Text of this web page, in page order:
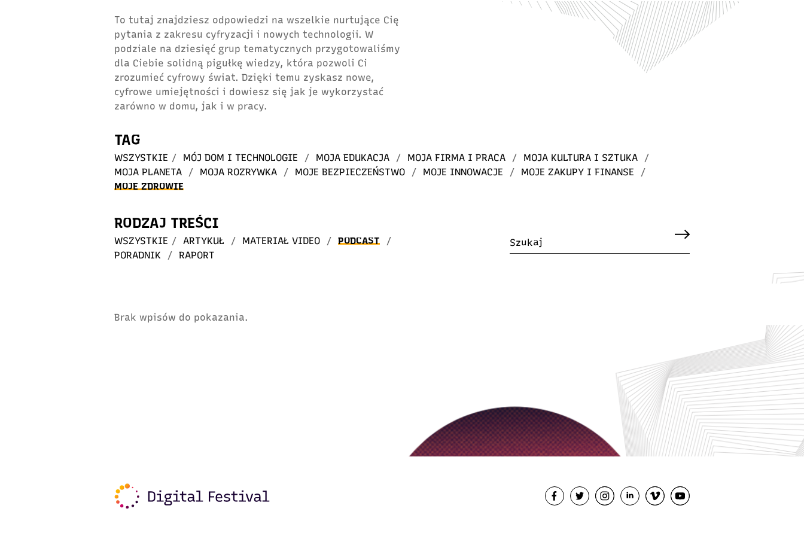
To tutaj znajdziesz odpowiedzi na wszelkie nurtujące Cię
pytania z zakresu cyfryzacji i nowych technologii. W
podziale na dziesięć grup tematycznych przygotowaliśmy
dla Ciebie solidną pigułkę wiedzy, która pozwoli Ci
zrozumieć cyfrowy świat. Dzięki temu zyskasz nowe,
cyfrowe umiejętności i dowiesz się jak je wykorzystać
zarówno w domu, jak i w pracy.
TAG
WSZYSTKIE / MÓJ DOM I TECHNOLOGIE / MOJA EDUKACJA / MOJA FIRMA I PRACA / MOJA KULTURA I SZTUKA
/
MOJA PLANETA
/ MOJA ROZRYWKA / MOJE BEZPIECZEŃSTWO / MOJE INNOWACJE / MOJE ZAKUPY I FINANSE
/
MOJE ZDROWIE
RODZAJ TREŚCI
WSZYSTKIE / ARTYKUŁ / MATERIAŁ VIDEO / PODCAST
/
PORADNIK
/ RAPORT
Brak wpisów do pokazania.